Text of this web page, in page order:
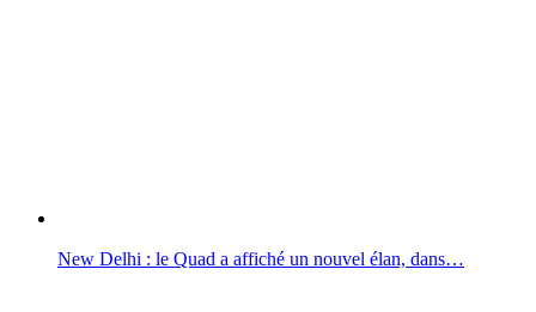
New Delhi : le Quad a affiché un nouvel élan, dans…